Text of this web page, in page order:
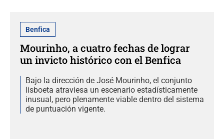
Benfica
Mourinho, a cuatro fechas de lograr
un invicto histórico con el Benfica
Bajo la dirección de José Mourinho, el conjunto
lisboeta atraviesa un escenario estadísticamente
inusual, pero plenamente viable dentro del sistema
de puntuación vigente.